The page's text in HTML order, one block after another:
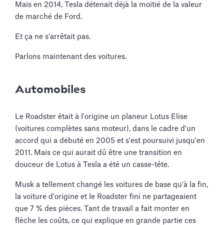
Mais en 2014, Tesla détenait déjà la moitié de la valeur
de marché de Ford.
Et ça ne s'arrêtait pas.
Parlons maintenant des voitures.
Automobiles
Le Roadster était à l'origine un planeur Lotus Elise
(voitures complètes sans moteur), dans le cadre d'un
accord qui a débuté en 2005 et s'est poursuivi jusqu'en
2011. Mais ce qui aurait dû être une transition en
douceur de Lotus à Tesla a été un casse-tête.
Musk a tellement changé les voitures de base qu'à la fin,
la voiture d'origine et le Roadster fini ne partageaient
que 7 % des pièces. Tant de travail a fait monter en
flèche les coûts, ce qui explique en grande partie ces